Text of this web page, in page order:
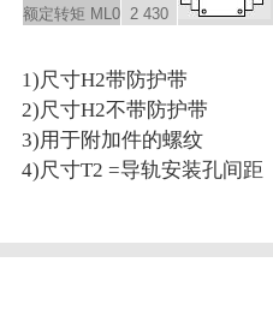
额定转矩 M L0 2 430
1)尺寸H2带防护带
2)尺寸H2不带防护带
3)用于附加件的螺纹
4)尺寸T2 =导轨安装孔间距